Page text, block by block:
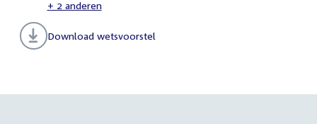
+ 2 anderen
Download wetsvoorstel